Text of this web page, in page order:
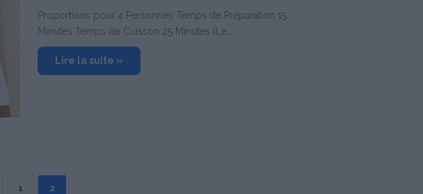
Proportions pour 4 Personnes Temps de Préparation 15
Minutes Temps de Cuisson 25 Minutes (Le…
Lire la suite »
1 2